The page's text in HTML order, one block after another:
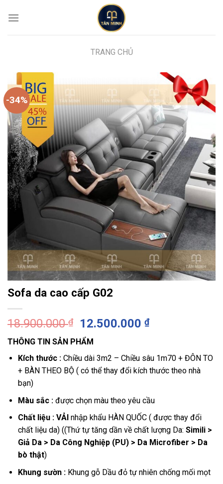
TRANG CHỦ
-34%
Sofa da cao cấp G02
18.900.000₫
Giá
gốc
là:
18.900.000 ₫.
12.500.000₫Giá
là:
12.500.000
THÔNG TIN SẢN PHẨM
Kích thước:Chiều dài 3m2 – Chiều sâu 1m70 + ĐÔN TO
+ BÀN THEO BỘ ( có thể thay đổi kích thước theo nhà
bạn)
Màu sắc :được chọn màu theo yêu cầu
Chất liệu : VẢI nhập khẩu HÀN QUỐC ( được thay đổi
chất liệu da) ((Thứ tự tăng dần về chất lượng Da: Simili >
Giả Da > Da Công Nghiệp (PU) > Da Microfiber > Da
bò thật)
Khung sườn :Khung gỗ Dầu đỏ tự nhiên chống mối mọt